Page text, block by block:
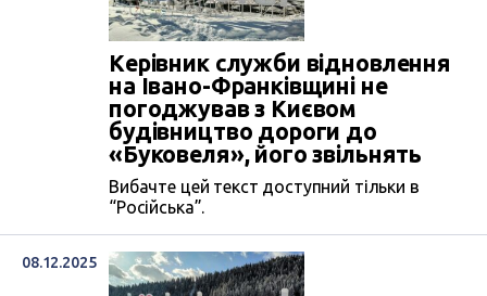
Керівник служби відновлення
на Івано-Франківщині не
погоджував з Києвом
будівництво дороги до
«Буковеля», його звільнять
Вибачте цей текст доступний тільки в
“Російська”.
08.12.2025